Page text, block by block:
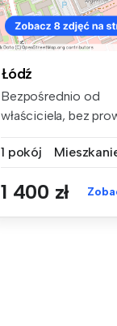
Łódź
Bezpośrednio od
właściciela, bez
1 pokój
1 400 zł